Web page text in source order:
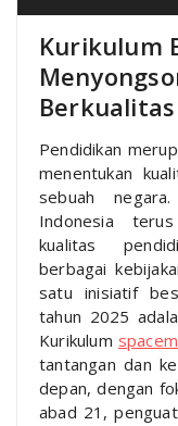
Kurikulum
Pendidikan
menentukan
sebuah
Indonesia
kualitas
berbagai
satu inisiatif
tahun 2025
Kurikulum
tantangan dan
depan, dengan
abad 21,